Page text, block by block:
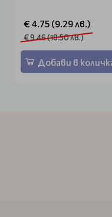
€ 4.75 (9.29 лв.)
€ 9.46 (18.50 лв.)
Добави в